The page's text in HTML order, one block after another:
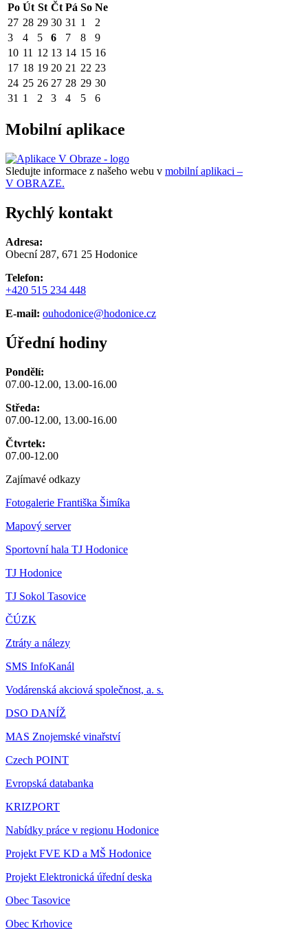
Po Út St Čt Pá So Ne
27 28 29 30 31 1
2
3
4 5 6 7 8
9
10 11 12 13 14 15 16
17 18 19 20 21 22 23
24 25 26 27 28 29 30
31 1 2 3 4 5 6
Mobilní aplikace
Sledujte informace z našeho webu v mobilní aplikaci –
V OBRAZE.
Rychlý kontakt
Adresa:
Obecní 287, 671 25 Hodonice
Telefon:
+420 515 234 448
E-mail: ouhodonice@hodonice.cz
Úřední hodiny
Pondělí:
07.00-12.00, 13.00-16.00
Středa:
07.00-12.00, 13.00-16.00
Čtvrtek:
07.00-12.00
Zajímavé odkazy
Fotogalerie Františka Šimíka
Mapový server
Sportovní hala TJ Hodonice
TJ Hodonice
TJ Sokol Tasovice
ČÚZK
Ztráty a nálezy
SMS InfoKanál
Vodárenská akciová společnost, a. s.
DSO DANÍŽ
MAS Znojemské vinařství
Czech POINT
Evropská databanka
KRIZPORT
Nabídky práce v regionu Hodonice
Projekt FVE KD a MŠ Hodonice
Projekt Elektronická úřední deska
Obec Tasovice
Obec Krhovice